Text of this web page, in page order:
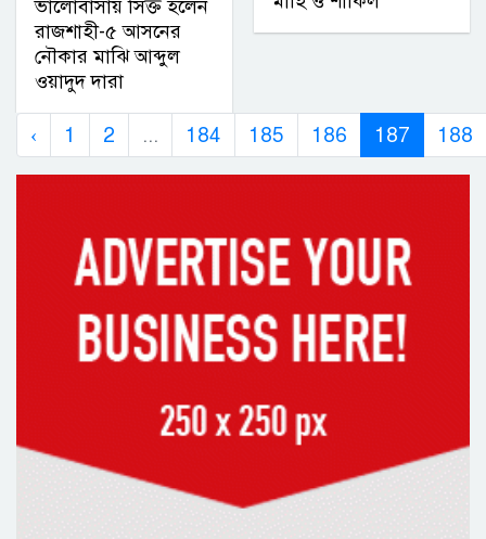
ভালোবাসায় সিক্ত হলেন
রাজশাহী-৫ আসনের
নৌকার মাঝি আব্দুল
ওয়াদুদ দারা
‹ 1 2 ... 184 185 186 187 188